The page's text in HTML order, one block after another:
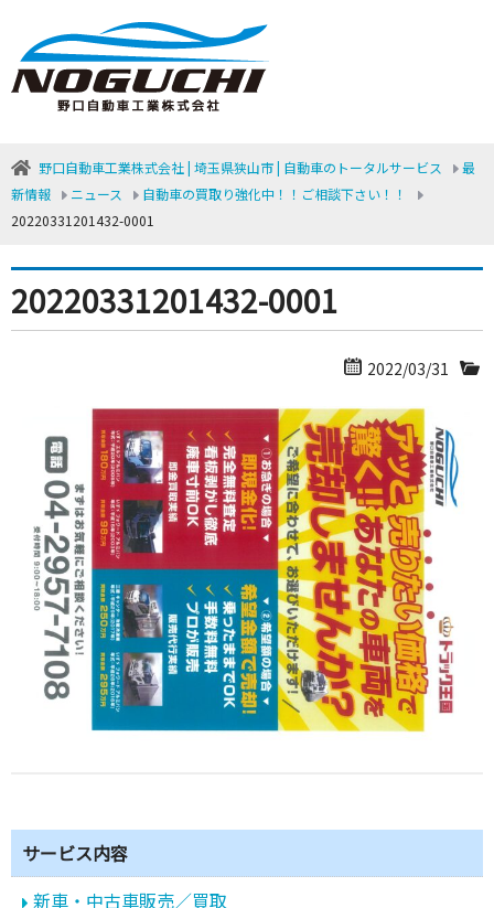
野口自動車工業株式会社 | 埼玉県狭山市 | 自動車のトータルサービス
最
新情報
ニュース
自動車の買取り強化中！！ご相談下さい！！
20220331201432-0001
20220331201432-0001
2022/03/31
サービス内容
新車・中古車販売／買取